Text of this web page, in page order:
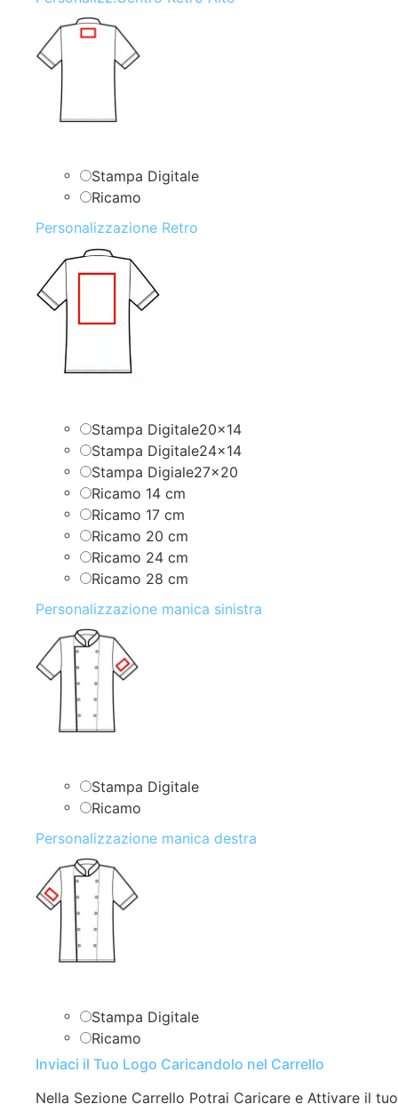
Stampa Digitale
Ricamo
Personalizzazione Retro
Stampa Digitale20x14
Stampa Digitale24x14
Stampa Digiale27x20
Ricamo 14 cm
Ricamo 17 cm
Ricamo 20 cm
Ricamo 24 cm
Ricamo 28 cm
Personalizzazione manica sinistra
Stampa Digitale
Ricamo
Personalizzazione manica destra
Stampa Digitale
Ricamo
Inviaci il Tuo Logo Caricandolo nel Carrello
Nella Sezione Carrello Potrai Caricare e Attivare il tuo